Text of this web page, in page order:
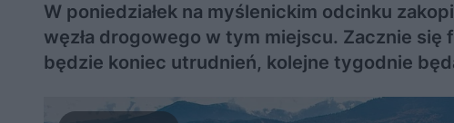
W poniedziałek na myślenickim odcinku
węzła drogowego w tym miejscu. Zacznie się
będzie koniec utrudnień, kolejne tygodnie